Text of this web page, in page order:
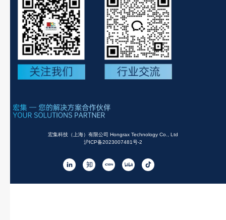
宏集科技（上海）有限公司 Hongrax Technology Co., Ltd
沪ICP备2023007481号-2